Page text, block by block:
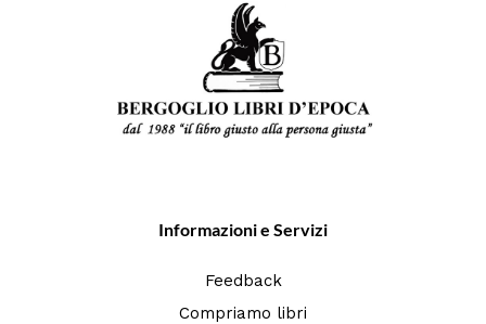
Informazioni e Servizi
Feedback
Compriamo libri